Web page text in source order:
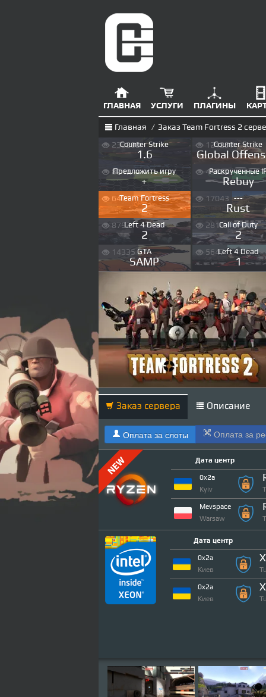
ГЛАВНАЯ УСЛУГИ ПЛАГИНЫ
Главная / Заказ Team Fortress 2
233203
Counter Strike
1.6
121257
Counter Strike
Global
8241
Предложить игру
+
49189
Раскрученные
Rebuy
6471Team Fortress
2
17043 ---
Rust
8792Left 4 Dead
2
2810Call of Duty
2
14335 GTA
SAMP
5647Left 4 Dead
1
Заказ сервера Описание
Оплата за слоты Оплата за
Дата центр
0x2a
Kyiv
Mevspace
Warsaw
Дата центр
0x2a
Киев
0x2a
Киев